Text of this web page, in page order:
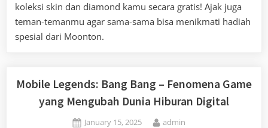
koleksi skin dan diamond kamu secara gratis! Ajak juga
teman-temanmu agar sama-sama bisa menikmati hadiah
spesial dari Moonton.
Mobile Legends: Bang Bang – Fenomena Game
yang Mengubah Dunia Hiburan Digital
Posted
January 15, 2025 By
admin